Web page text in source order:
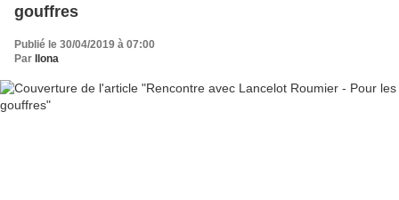
gouffres
Publié le 30/04/2019 à 07:00
Par
Ilona